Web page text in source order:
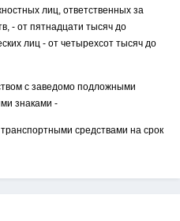
лиц, ответственных за
- от пятнадцати тысяч до
лиц - от четырехсот тысяч до
с заведомо подложными
знаками -
средствами на срок